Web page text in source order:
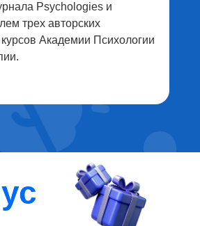
Psychologies и
трех авторских
Академии Психологии